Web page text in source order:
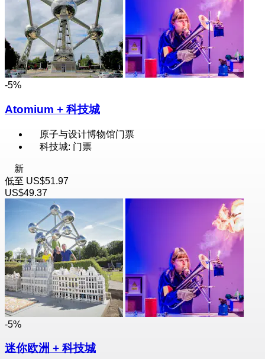
-5%
Atomium + 科技城
原子与设计博物馆门票
科技城: 门票
新
低至 US$51.97
US$49.37
-5%
迷你欧洲 + 科技城